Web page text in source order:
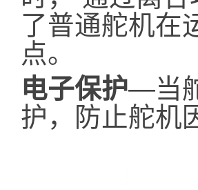
了普通舵机在
点。
电子保护—当
护，防止舵机